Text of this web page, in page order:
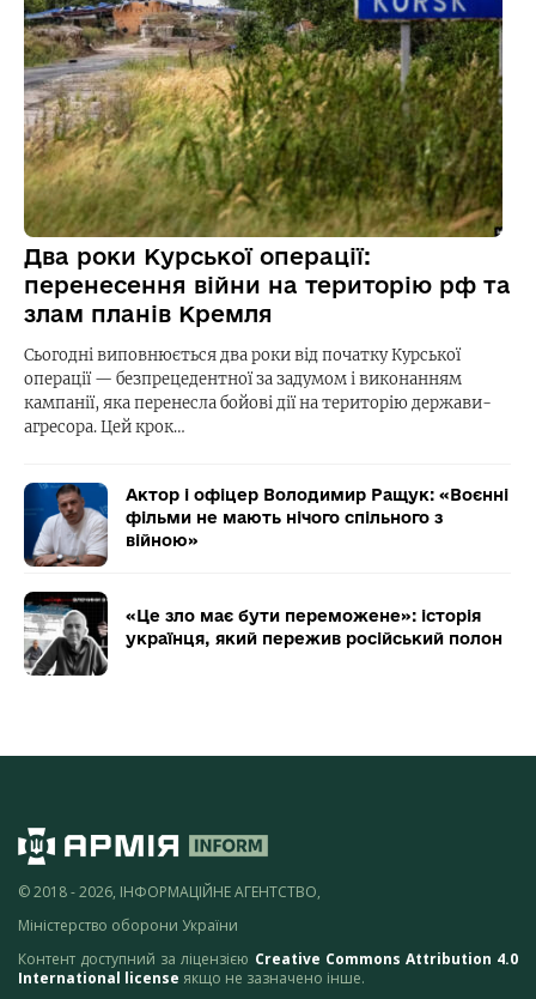
Два роки Курської операції:
перенесення війни на територію рф та
злам планів Кремля
Сьогодні виповнюється два роки від початку Курської
операції — безпрецедентної за задумом і виконанням
кампанії, яка перенесла бойові дії на територію держави-
агресора. Цей крок…
Актор і офіцер Володимир Ращук: «Воєнні
фільми не мають нічого спільного з
війною»
«Це зло має бути переможене»: історія
українця, який пережив російський полон
© 2018 - 2026, ІНФОРМАЦІЙНЕ АГЕНТСТВО,
Міністерство оборони України
Контент доступний за ліцензією Creative Commons Attribution 4.0
International license якщо не зазначено інше.